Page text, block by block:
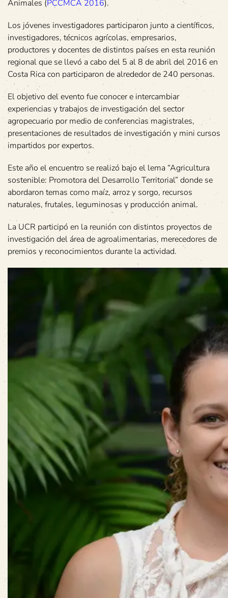
Animales (PCCMCA 2016).
Los jóvenes investigadores participaron junto a científicos,
investigadores, técnicos agrícolas, empresarios,
productores y docentes de distintos países en esta reunión
regional que se llevó a cabo del 5 al 8 de abril del 2016 en
Costa Rica con participaron de alrededor de 240 personas.
El objetivo del evento fue conocer e intercambiar
experiencias y trabajos de investigación del sector
agropecuario por medio de conferencias magistrales,
presentaciones de resultados de investigación y mini cursos
impartidos por expertos.
Este año el encuentro se realizó bajo el lema “Agricultura
sostenible: Promotora del Desarrollo Territorial” donde se
abordaron temas como maíz, arroz y sorgo, recursos
naturales, frutales, leguminosas y producción animal.
La UCR participó en la reunión con distintos proyectos de
investigación del área de agroalimentarias, merecedores de
premios y reconocimientos durante la actividad.